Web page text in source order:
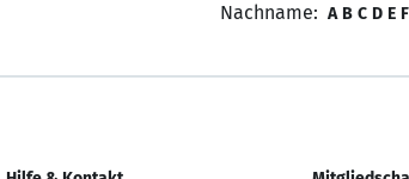
Nachname: A B C D E F